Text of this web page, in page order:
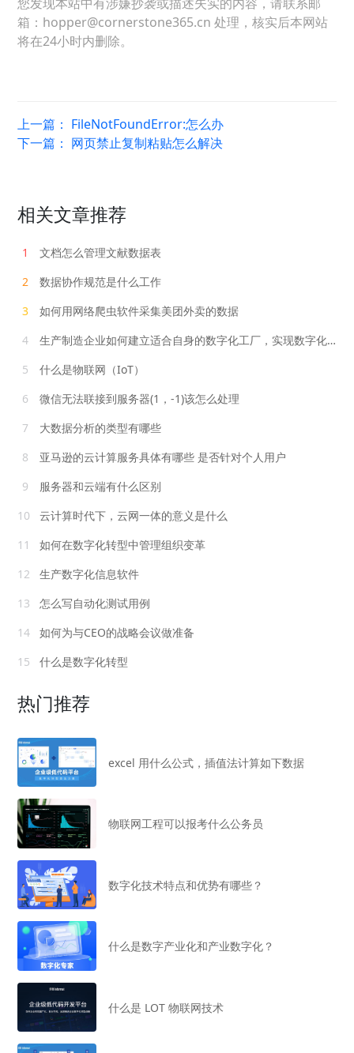
箱：hopper@cornerstone365.cn 处理，核实后本网站
将在24小时内删除。
上一篇： FileNotFoundError:怎么办
下一篇： 网页禁止复制粘贴怎么解决
相关文章推荐
1
文档怎么管理文献数据表
2
数据协作规范是什么工作
3
如何用网络爬虫软件采集美团外卖的数据
4
生产制造企业如何建立适合自身的数字化工厂，实现数字化转型？
5
什么是物联网（IoT）
6
微信无法联接到服务器(1，-1)该怎么处理
7
大数据分析的类型有哪些
8
亚马逊的云计算服务具体有哪些 是否针对个人用户
9
服务器和云端有什么区别
10
云计算时代下，云网一体的意义是什么
11
如何在数字化转型中管理组织变革
12
生产数字化信息软件
13
怎么写自动化测试用例
14
如何为与CEO的战略会议做准备
15
什么是数字化转型
热门推荐
excel 用什么公式，插值法计算如下数据
物联网工程可以报考什么公务员
数字化技术特点和优势有哪些？
什么是数字产业化和产业数字化？
什么是 LOT 物联网技术